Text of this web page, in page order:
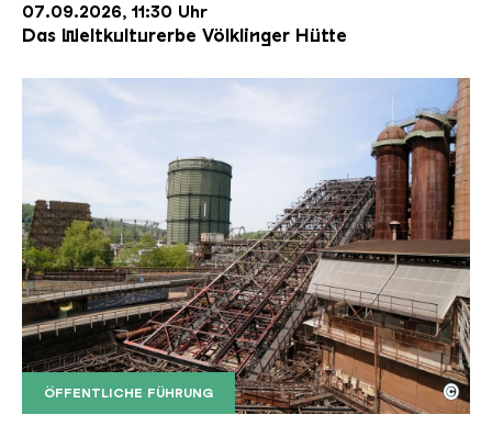
07.09.2026, 11:30 Uhr
Das Weltkulturerbe Völklinger Hütte
ÖFFENTLICHE FÜHRUNG
Der Erzschrägaufzug der Völklinger Hütte mit
Copyright: Weltkulturerbe Völklinger Hütte | Karl
©